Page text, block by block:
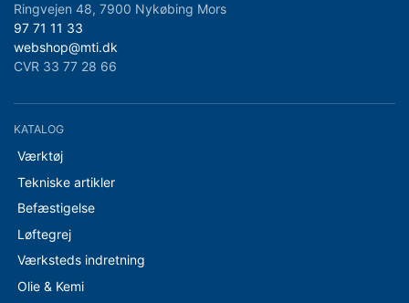
Ringvejen 48, 7900 Nykøbing Mors
97 71 11 33
webshop@mti.dk
CVR 33 77 28 66
KATALOG
Værktøj
Tekniske artikler
Befæstigelse
Løftegrej
Værksteds indretning
Olie & Kemi